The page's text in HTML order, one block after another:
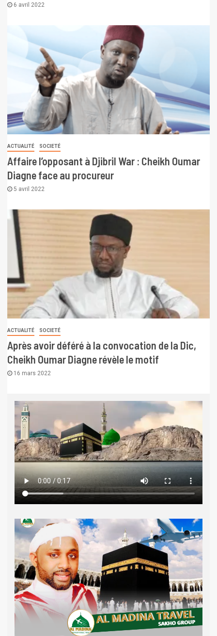
6 avril 2022
ACTUALITÉ SOCIETÉ
Affaire l’opposant à Djibril War : ​​Cheikh Oumar
Diagne face au procureur
5 avril 2022
ACTUALITÉ SOCIETÉ
Après avoir déféré à la convocation de la Dic,
Cheikh Oumar Diagne révèle le motif
16 mars 2022